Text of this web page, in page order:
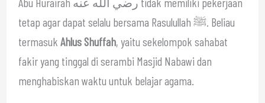
tetap agar dapat selalu bersama Rasulullah ﷺ. Beliau
termasuk Ahlus Shuffah, yaitu sekelompok sahabat
fakir yang tinggal di serambi Masjid Nabawi dan
menghabiskan waktu untuk belajar agama.